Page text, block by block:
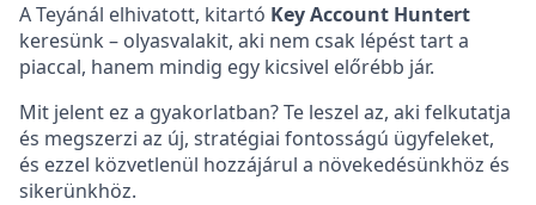
A Teyánál elhivatott, kitartó Key Account Huntert
keresünk – olyasvalakit, aki nem csak lépést tart a
piaccal, hanem mindig egy kicsivel előrébb jár.
Mit jelent ez a gyakorlatban? Te leszel az, aki felkutatja
és megszerzi az új, stratégiai fontosságú ügyfeleket,
és ezzel közvetlenül hozzájárul a növekedésünkhöz és
sikerünkhöz.